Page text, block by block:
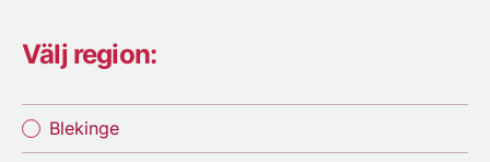
Välj region:
Blekinge